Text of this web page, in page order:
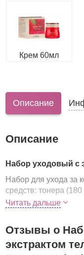
Крем 60мл
Описание
Описание
Набор уходовый с
Набор для ухода за
средств: тонера
двух аналогичных
помогает коже
упругость,
увлажнениюи
Читать дальше
Отзывы о
экстрактом